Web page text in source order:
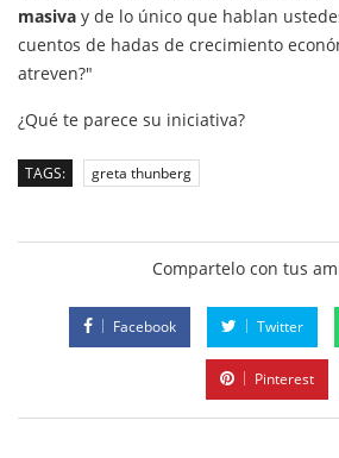
masiva y de lo único que hablan
cuentos de hadas de crecimiento
atreven?"
¿Qué te parece su iniciativa?
TAGS: greta thunberg
Compartelo con tus
Facebook Twitter
Pinterest